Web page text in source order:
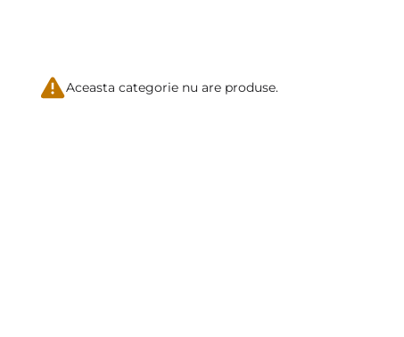
Aceasta categorie nu are produse.